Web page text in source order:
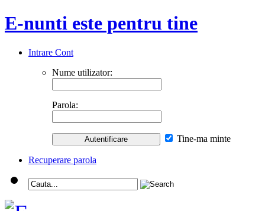
E-nunti este pentru tine
Intrare Cont
Nume utilizator:
Parola:
Tine-ma minte
Recuperare parola